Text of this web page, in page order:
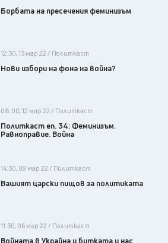
Борбата на пресечения феминизъм
12:30, 13 мар 22 / Политкаст
Нови избори на фона на война?
08:00, 12 мар 22 / Политкаст
Политкаст еп. 34: Феминизъм.
Равноправие. Война
14:30, 09 мар 22 / Политкаст
Вашият царски пищов за политиката
11:30, 06 мар 22 / Политкаст
Войната в Украйна и битката у нас